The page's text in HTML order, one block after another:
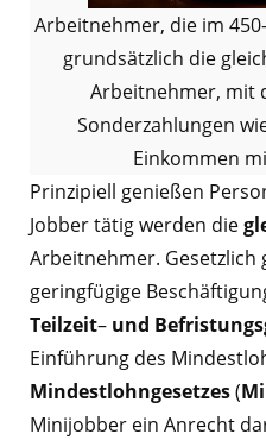
Arbeitnehmer, die im
grundsätzlich die
Arbeitnehmer, mit
Sonderzahlungen
Einkommen
Prinzipiell genießen
Jobber tätig werden die
Arbeitnehmer. Gesetzlich
geringfügige
Teilzeit– und
Einführung des
Mindestlohngesetzes(
Minijobber ein Anrecht